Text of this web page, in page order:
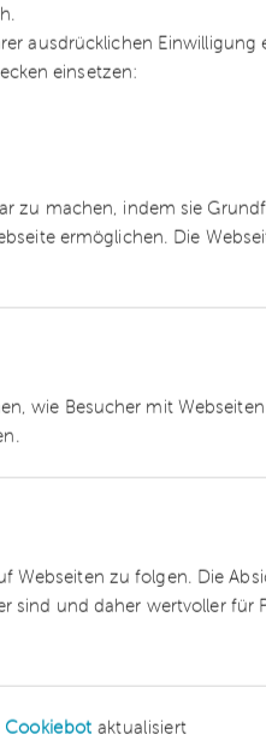
ausdrücklichen Einwilligung
einsetzen:
zu machen, indem sie
ermöglichen. Die
wie Besucher mit
zu folgen. Die
sind und daher wertvoller für
Cookiebot aktualisiert
vereinbart, so
(z.B.
das Angebot von
unterliegt.
Ob dies ausreicht, das
dürfte
(JStG) 2024 ab dem
die virtuell
Online-
das heißt im
Gerne unterstützen